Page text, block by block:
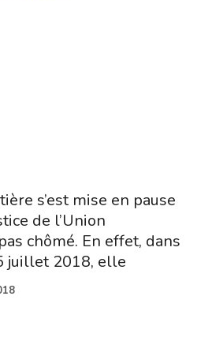
s’est mise en pause
de l’Union
chômé. En effet, dans
juillet 2018, elle